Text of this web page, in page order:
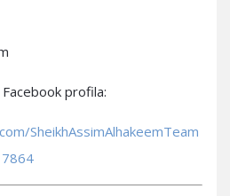
profila:
SheikhAssimAlhakeemTeam